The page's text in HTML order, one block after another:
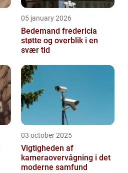
05 january 2026
Bedemand fredericia
støtte og overblik i en
svær tid
03 october 2025
Vigtigheden af
kameraovervågning i det
moderne samfund